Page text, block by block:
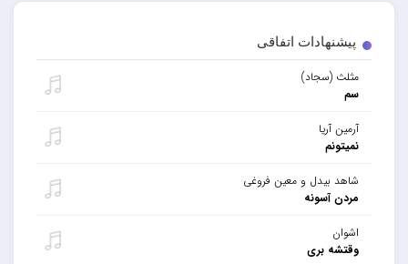
پیشنهادات اتفاقی
مثلث (سجاد)
سم
آرمین آریا
نمیتونم
شاهد بیدل و معین فروغی
مردن آسونه
اشوان
وقتشه بری